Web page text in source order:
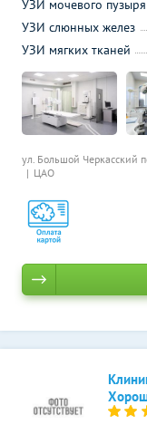
ул. Большой Черкасский
ЦАО
УЗИ мочевого пузыря
УЗИ слюнных желез
УЗИ мягких тканей